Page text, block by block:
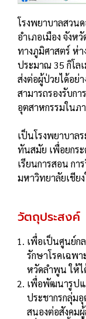
โรงพยาบาลสวน
อําเภอเมือง จัง
ทางภูมิศาสตร์ ห่า
ประมาณ 35 กิโล
ส่งต่อผู้ป่วยได้อย่
สามารถรองรับก
อุตสาหกรรมใน
เป็นโรงพยาบาล
ทันสมัย เพื่อยกร
เรียนการสอน ก
มหาวิทยาลัยเชีย
วัตถุประสงค์
เพื่อเป็นศูนย์ก
รักษาโรคเฉพ
หวัดลําพูน ให้ไ
เพื่อพัฒนารูปแ
ประชากรกลุ่ม
สนองต่อสังคมผู้